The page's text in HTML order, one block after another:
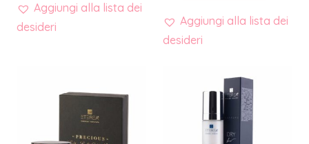
Aggiungi alla lista dei
desideri
Aggiungi alla lista dei
desideri